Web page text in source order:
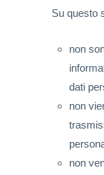
Su questo
non
dati
non
non